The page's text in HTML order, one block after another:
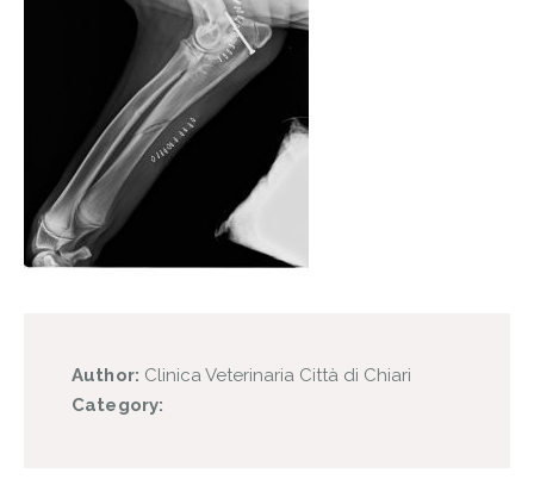
Author: Clinica Veterinaria Città di Chiari
Category: